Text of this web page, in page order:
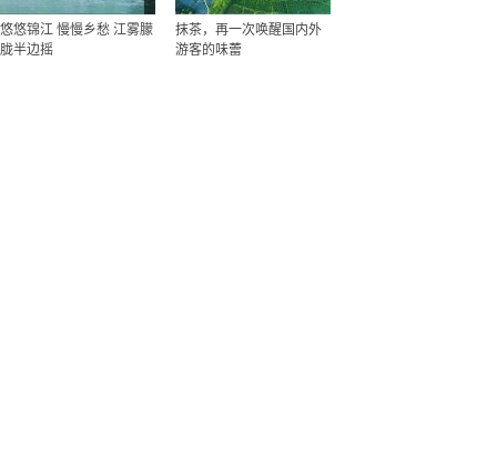
悠悠锦江 慢慢乡愁 江雾朦
胧半边摇
抹茶，再一次唤醒国内外
游客的味蕾